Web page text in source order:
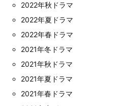
2022年秋ドラマ
2022年夏ドラマ
2022年春ドラマ
2021年冬ドラマ
2021年秋ドラマ
2021年夏ドラマ
2021年春ドラマ